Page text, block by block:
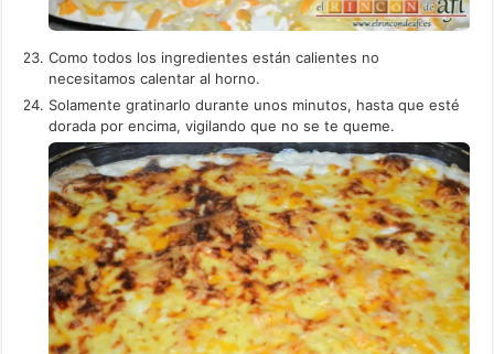
Como todos los ingredientes están calientes no
necesitamos calentar al horno.
Solamente gratinarlo durante unos minutos, hasta que esté
dorada por encima, vigilando que no se te queme.